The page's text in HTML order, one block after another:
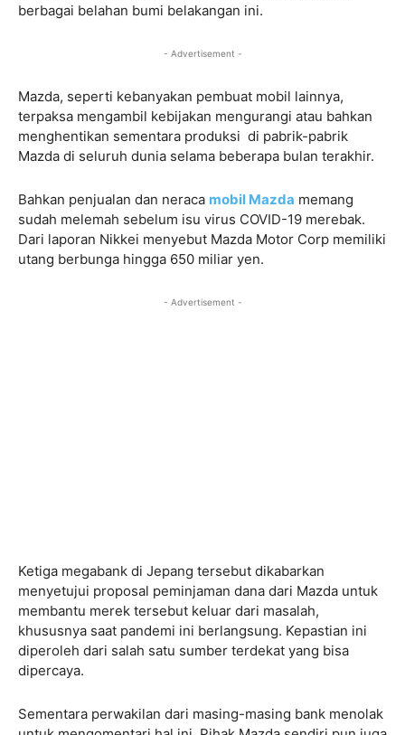
berbagai belahan bumi belakangan ini.
- Advertisement -
Mazda, seperti kebanyakan pembuat mobil lainnya,
terpaksa mengambil kebijakan mengurangi atau bahkan
menghentikan sementara produksi di pabrik-pabrik
Mazda di seluruh dunia selama beberapa bulan terakhir.
Bahkan penjualan dan neraca mobil Mazda memang
sudah melemah sebelum isu virus COVID-19 merebak.
Dari laporan Nikkei menyebut Mazda Motor Corp memiliki
utang berbunga hingga 650 miliar yen.
- Advertisement -
Ketiga megabank di Jepang tersebut dikabarkan
menyetujui proposal peminjaman dana dari Mazda untuk
membantu merek tersebut keluar dari masalah,
khususnya saat pandemi ini berlangsung. Kepastian ini
diperoleh dari salah satu sumber terdekat yang bisa
dipercaya.
Sementara perwakilan dari masing-masing bank menolak